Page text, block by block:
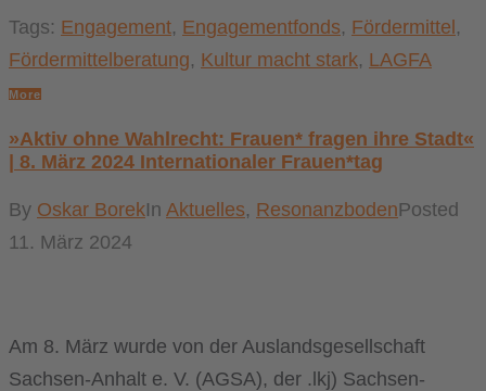
Tags: Engagement, Engagementfonds, Fördermittel,
Fördermittelberatung, Kultur macht stark, LAGFA
More
»Aktiv ohne Wahlrecht: Frauen* fragen ihre Stadt«
| 8. März 2024 Internationaler Frauen*tag
By Oskar BorekIn Aktuelles, ResonanzbodenPosted
11. März 2024
Am 8. März wurde von der Auslandsgesellschaft
Sachsen-Anhalt e. V. (AGSA), der .lkj) Sachsen-